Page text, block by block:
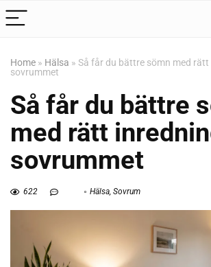
Home » Hälsa » Så får du bättre sömn med rätt
sovrummet
Så får du bättre
med rätt
sovrummet
622 Hälsa, Sovrum